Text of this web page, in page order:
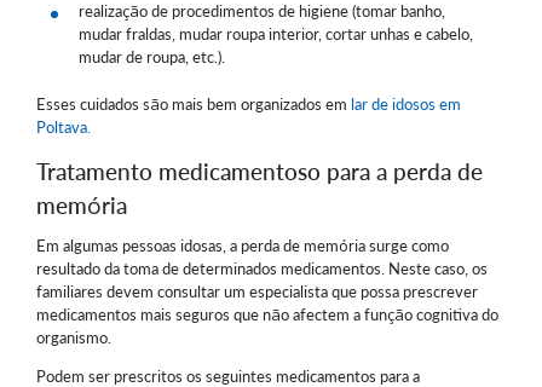
realização de procedimentos de higiene (tomar banho,
mudar fraldas, mudar roupa interior, cortar unhas e cabelo,
mudar de roupa, etc.).
Esses cuidados são mais bem organizados em lar de idosos em
Poltava.
Tratamento medicamentoso para a perda de
memória
Em algumas pessoas idosas, a perda de memória surge como
resultado da toma de determinados medicamentos. Neste caso, os
familiares devem consultar um especialista que possa prescrever
medicamentos mais seguros que não afectem a função cognitiva do
organismo.
Podem ser prescritos os seguintes medicamentos para a